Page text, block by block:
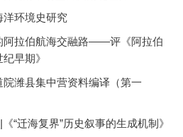
洋环境史研究
阿拉伯航海交融路——评《阿拉伯
早期》
潍县集中营资料编译（第一
“迁海复界”历史叙事的生成机制》